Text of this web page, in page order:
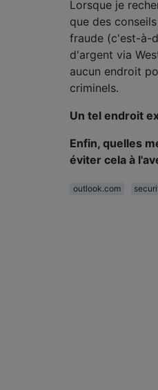
Lorsque je
que des
fraude (c'est-à-
d'argent via
aucun endroit
criminels.
Un tel endroit
Enfin, quelles
éviter cela à
outlook.com